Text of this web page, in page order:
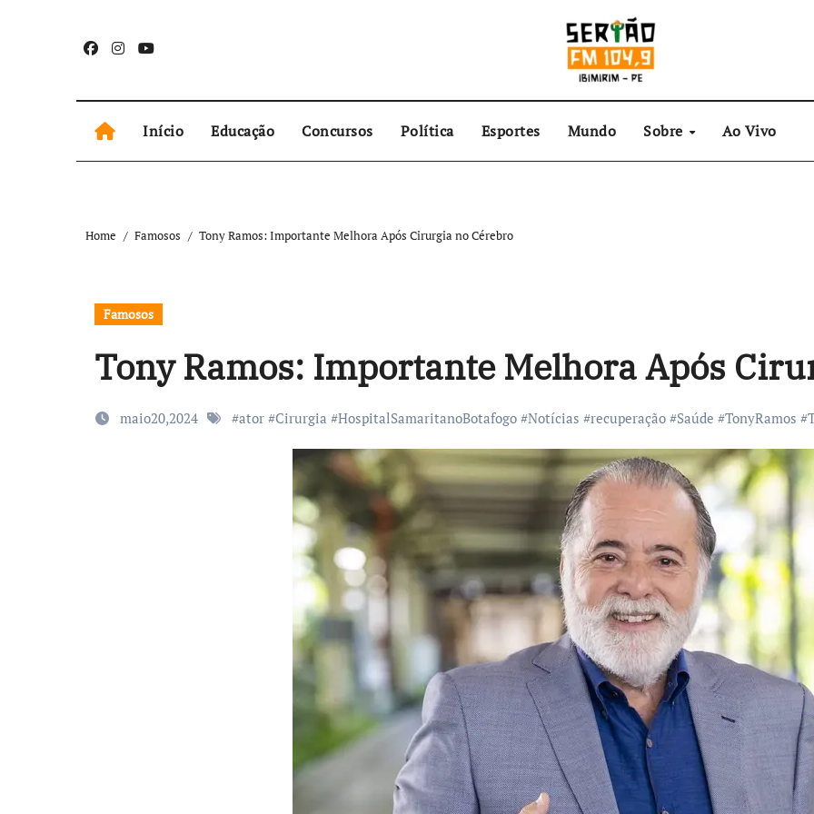
Início Educação Concursos Política Esportes Mundo Sobre Ao Vivo
Home Famosos Tony Ramos: Importante Melhora Após Cirurgia no Cérebro
Famosos
Tony Ramos: Importante Melhora Após
maio20,2024 #ator #Cirurgia #HospitalSamaritanoBotafogo #Notícias #recuperação #Saúde #TonyRamos #